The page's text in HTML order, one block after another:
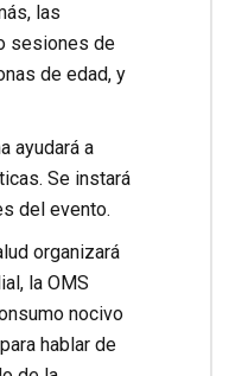
las
sesiones de
de edad, y
ayudará a
Se instará
del evento.
organizará
la OMS
nocivo
hablar de